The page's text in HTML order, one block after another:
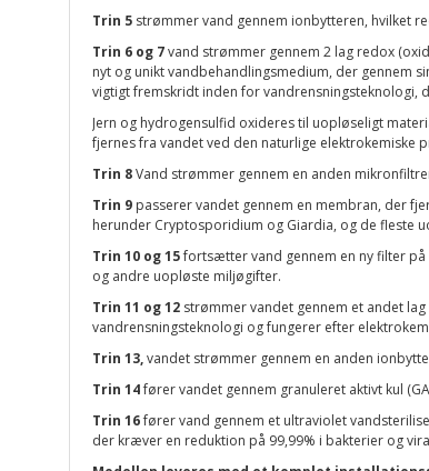
Trin 5 strømmer vand gennem ionbytteren, hvilket
Trin 6 og 7vand strømmer gennem 2 lag redox
nyt og unikt vandbehandlingsmedium, der gennem
vigtigt fremskridt inden for vandrensningsteknologi,
Jern og hydrogensulfid oxideres til uopløseligt
fjernes fra vandet ved den naturlige elektrokemiske
Trin 8Vand strømmer gennem en anden
Trin 9 passerer vandet gennem en membran, der
herunder Cryptosporidium og Giardia, og de fleste
Trin 10 og 15fortsætter vand gennem en ny filter
og andre uopløste miljøgifter.
Trin 11 og 12 strømmer vandet gennem et andet
vandrensningsteknologi og fungerer efter
Trin 13,vandet strømmer gennem en anden
Trin 14fører vandet gennem granuleret aktivt kul
Trin 16fører vand gennem et ultraviolet
der kræver en reduktion på 99,99% i bakterier og